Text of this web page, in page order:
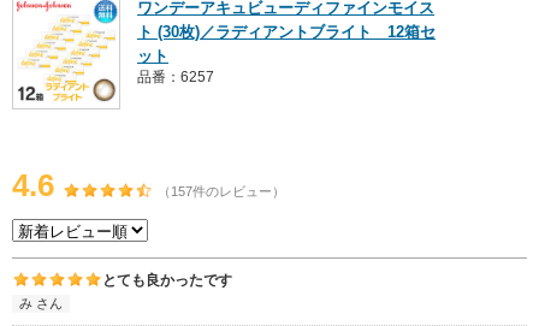
ワンデーアキュビューディファインモイス
ト (30枚)／ラディアントブライト 12箱セ
ット
品番：6257
4.6 （157件のレビュー）
とても良かったです
み さん